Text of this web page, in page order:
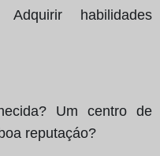
habilidades
Um centro de
reputaçáo?